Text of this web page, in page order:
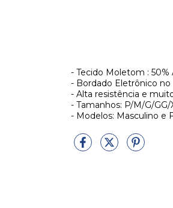
- Tecido Moletom :
- Bordado Eletrônico
- Alta resistência e
- Tamanhos: P/M/G/GG/
- Modelos: Masculino e